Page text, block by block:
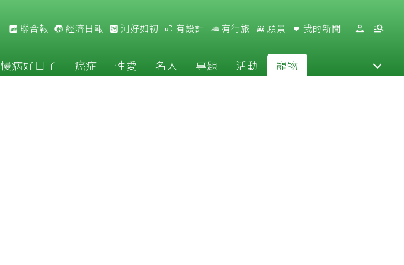
聯合報 經濟日報 河好如初 有設計 有行旅 願景 我的新聞
慢病好日子 癌症 性愛 名人 專題 活動 寵物